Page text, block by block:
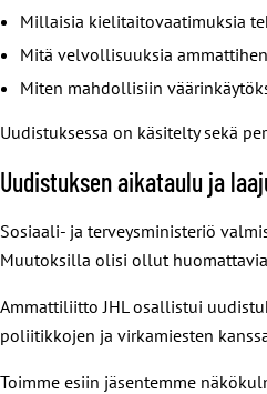
Millaisia kielitaitovaatimuksia
Mitä velvollisuuksia
Miten mahdollisiin
Uudistuksessa on käsitelty sekä
Uudistuksen aikataulu ja
Sosiaali- ja terveysministeriö
Muutoksilla olisi ollut
Ammattiliitto JHL osallistui
poliitikkojen ja virkamiesten
Toimme esiin jäsentemme